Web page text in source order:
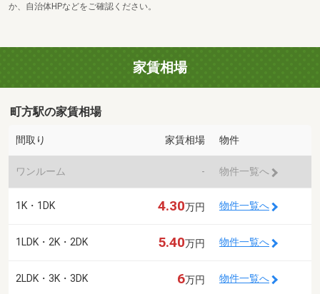
か、自治体HPなどをご確認ください。
家賃相場
町方駅の家賃相場
間取り 家賃相場 物件
ワンルーム - 物件一覧へ
1K・1DK 4.30万円 物件一覧へ
1LDK・2K・2DK 5.40万円 物件一覧へ
2LDK・3K・3DK 6万円 物件一覧へ